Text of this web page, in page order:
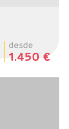
desde
1.450 €